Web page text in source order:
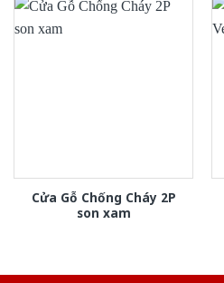
Cửa Gỗ Chống Cháy 2P
son xam